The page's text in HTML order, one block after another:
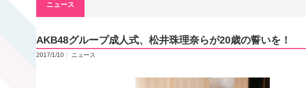
ニュース
AKB48グループ成人式、松井珠理奈らが20歳の誓いを！
2017/1/10 ニュース